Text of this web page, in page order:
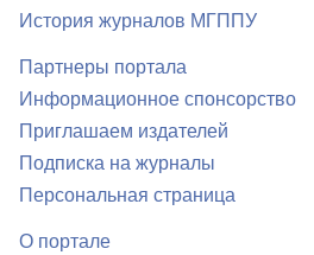
История журналов МГППУ
Партнеры портала
Информационное спонсорство
Приглашаем издателей
Подписка на журналы
Персональная страница
О портале